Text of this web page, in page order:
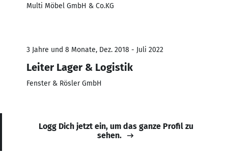
Multi Möbel GmbH & Co.KG
3 Jahre und 8 Monate, Dez. 2018 - Juli 2022
Leiter Lager & Logistik
Fenster & Rösler GmbH
Logg Dich jetzt ein, um das ganze Profil zu
sehen.